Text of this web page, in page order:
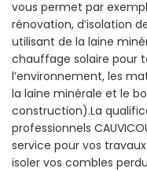
vous permet par
rénovation, d’isolation
utilisant de la laine
chauffage solaire pour
l’environnement, les
la laine minérale et le
construction).La
professionnels
service pour vos
isoler vos combles